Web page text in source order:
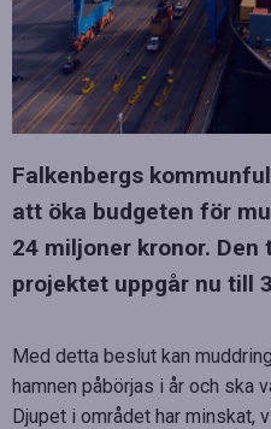
Falkenbergs
att öka budgeten för
24 miljoner kronor.
projektet uppgår nu till
Med detta beslut kan
hamnen påbörjas i år och ska
Djupet i området har minskat,